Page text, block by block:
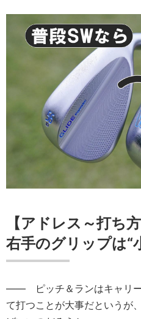
【アドレス～打ち方
右手のグリップは“
―― ピッチ＆ランはキャリー
て打つことが大事だというが